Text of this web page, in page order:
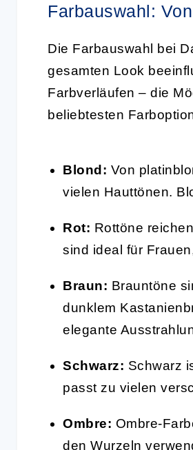
Farbauswahl:
Die Farbauswahl bei
gesamten Look
Farbverläufen – die
beliebtesten
Blond: Von
vielen Hauttönen.
Rot: Rottöne
sind ideal für
Braun: Brauntöne
dunklem
elegante
Schwarz: Schwarz
passt zu vielen
Ombre: Ombre-
den Wurzeln